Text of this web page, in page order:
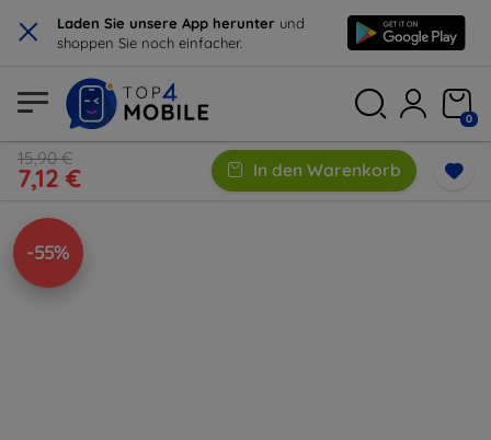
× Laden Sie unsere App herunter und
shoppen Sie noch einfacher.
0
15,90 €
7,12 € In den Warenkorb
-55%